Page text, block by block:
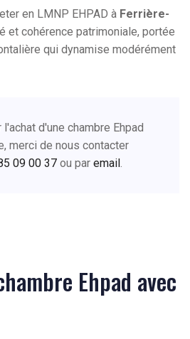
en LMNP EHPAD à Ferrière-
et cohérence patrimoniale, portée
qui dynamise modérément
d'une chambre Ehpad
merci de nous contacter
09 00 37 ou par email .
Ehpad avec